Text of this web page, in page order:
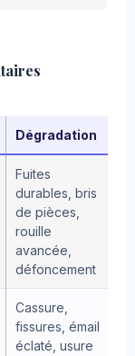
Dégradation
Fuites
durables, bris
de pièces,
rouille
avancée,
défoncement
Cassure,
fissures, émail
éclaté, usure